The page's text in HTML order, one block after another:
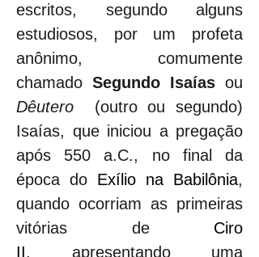
escritos, segundo alguns
estudiosos, por um profeta
anônimo, comumente
chamado Segundo Isaías
Dêutero (outro ou segundo)
Isaías, que iniciou a pregação
após 550 a.C., no final da
época do Exílio na Babilônia,
quando ocorriam as primeiras
vitórias de Ciro
II, apresentando uma